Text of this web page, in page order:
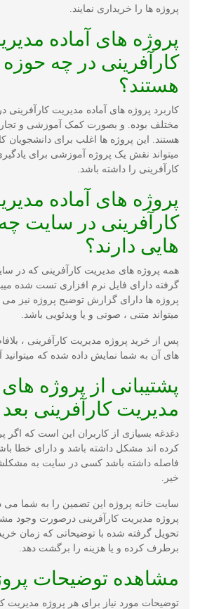
پروژه ها را خریداری نمایند.
پروژه های آماده
کارآفرینی در چه
هستند؟
کاربرد پروژه های آماده مدیریت کارآفرینی
مختلف بوده. و بصورت کمک آموزشی و
هستند. این پروژه ها اغلب برای دانشجویان
میتواند نقش یک پروژه آموزشی برای
کارآفرینی را داشته باشد.
پروژه های آماده
کارآفرینی در سایت
هایی دارند؟
همه پروژه های مدیریت کارآفرینی که در
گرفته دارای فایل نرم افزاری تست شده
پروژه ها دارای گزارش توضیح پروژه نیز
میتواند متنی ، صوتی و یا ویدئویی باشد.
پس از خرید پروژه مدیریت کارآفرینی ،
های آن به شما نمایش داده شده که میتوانید آن
پشتیبانی از پروژه های
مدیریت کارآفرینی
دغدغه بسیازی از کاربران این است که اگر
کرده اند مشکل داشته باشد و دارای خطا باشد.
فاصله داشته باشد کسی در سایت به
خیر.
سایت خانه پروژه این تضمین را به شما می
پروژه مدیریت کارآفرینی درصورت وجود
تحویل گرفته شده با توضیحاتی که زمان
برطرف کرده و یا هزینه را برگشت دهد.
مشاهده توضیحات
توضیحات مورد نیاز برای هر پروژه مدیریت